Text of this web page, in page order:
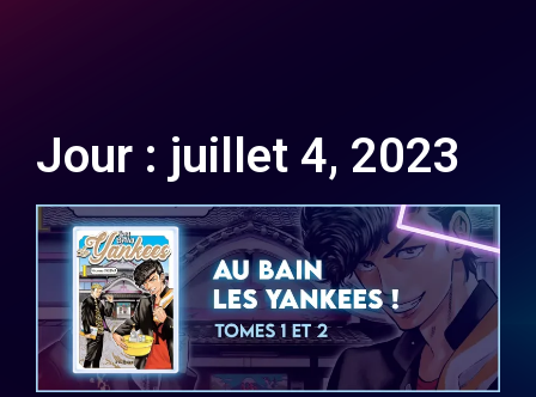
Jour : juillet 4, 2023